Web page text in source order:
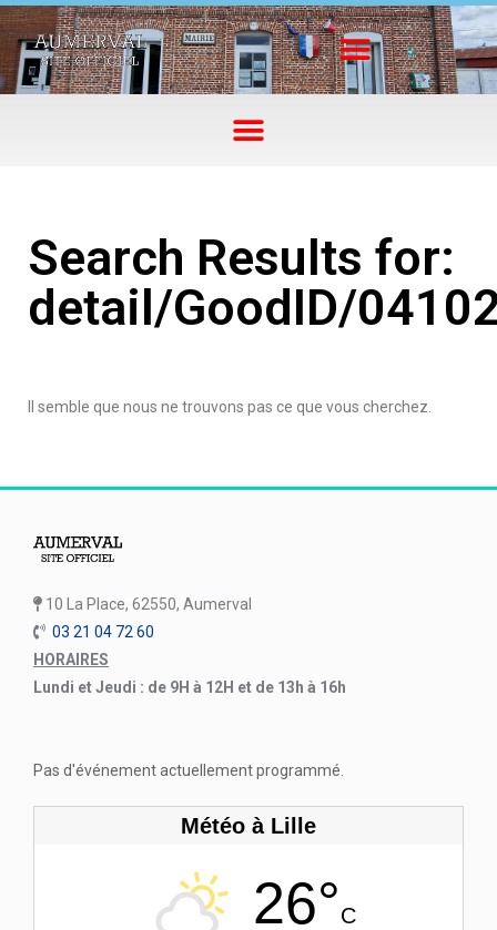
Search Results for:
detail/GoodID/
Il semble que nous ne trouvons pas ce que vous cherchez.
10 La Place, 62550, Aumerval
03 21 04 72 60
HORAIRES
Lundi et Jeudi : de 9H à 12H et de 13h à 16h
Pas d'événement actuellement programmé.
Météo à Lille
26°C